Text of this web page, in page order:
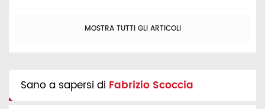
MOSTRA TUTTI GLI ARTICOLI
Sano a sapersi di Fabrizio Scoccia